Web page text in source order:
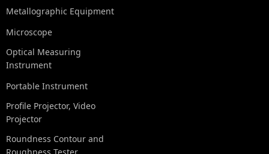
Metallographic Equipment
Microscope
Optical Measuring
Instrument
Portable Instrument
Profile Projector, Video
Projector
Roundness Contour and